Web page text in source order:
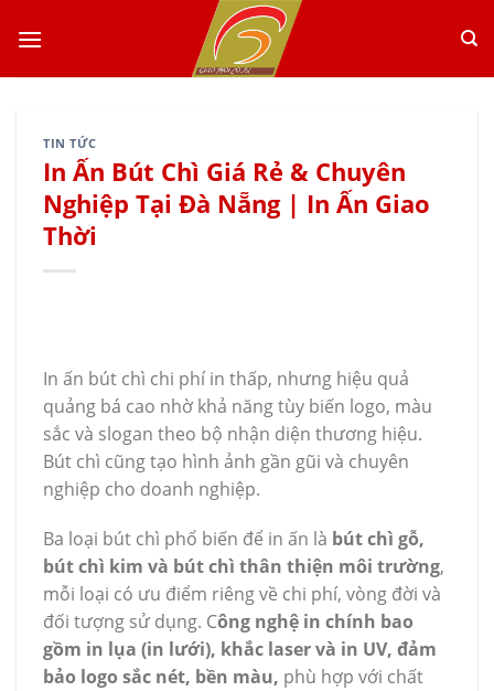
TIN TỨC
In Ấn Bút Chì Giá Rẻ & Chuyên
Nghiệp Tại Đà Nẵng | In Ấn Giao
Thời
In ấn bút chì chi phí in thấp, nhưng hiệu quả
quảng bá cao nhờ khả năng tùy biến logo, màu
sắc và slogan theo bộ nhận diện thương hiệu.
Bút chì cũng tạo hình ảnh gần gũi và chuyên
nghiệp cho doanh nghiệp.
Ba loại bút chì phổ biến để in ấn là bút chì gỗ,
bút chì kim và bút chì thân thiện môi trường,
mỗi loại có ưu điểm riêng về chi phí, vòng đời và
đối tượng sử dụng. Công nghệ in chính bao
gồm in lụa (in lưới), khắc laser và in UV, đảm
bảo logo sắc nét, bền màu, phù hợp với chất